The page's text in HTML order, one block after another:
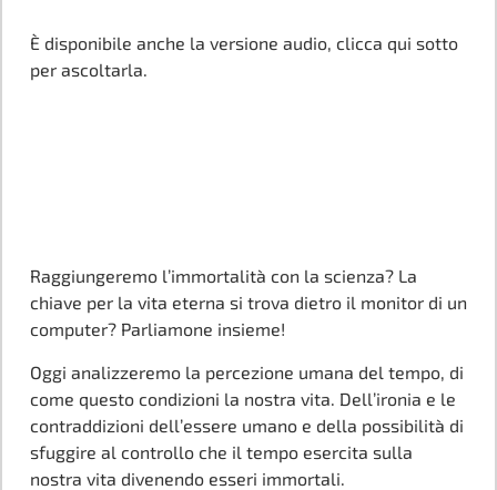
È disponibile anche la versione audio, clicca qui sotto
per ascoltarla.
Raggiungeremo l’immortalità con la scienza? La
chiave per la vita eterna si trova dietro il monitor di un
computer? Parliamone insieme!
Oggi analizzeremo la percezione umana del tempo, di
come questo condizioni la nostra vita. Dell’ironia e le
contraddizioni dell’essere umano e della possibilità di
sfuggire al controllo che il tempo esercita sulla
nostra vita divenendo esseri immortali.